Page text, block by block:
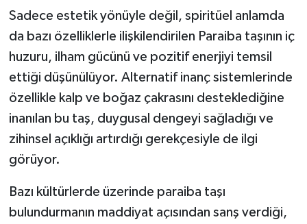
Sadece estetik yönüyle değil, spiritüel anlamda
da bazı özelliklerle ilişkilendirilen Paraiba taşının iç
huzuru, ilham gücünü ve pozitif enerjiyi temsil
ettiği düşünülüyor. Alternatif inanç sistemlerinde
özellikle kalp ve boğaz çakrasını desteklediğine
inanılan bu taş, duygusal dengeyi sağladığı ve
zihinsel açıklığı artırdığı gerekçesiyle de ilgi
görüyor.
Bazı kültürlerde üzerinde paraiba taşı
bulundurmanın maddiyat açısından sanş verdiği,